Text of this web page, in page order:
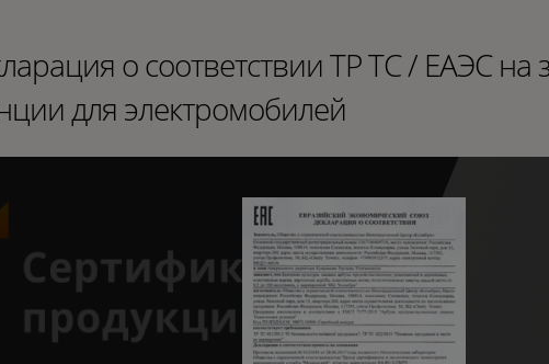
о соответствии ТР ТС / ЕАЭС на
для электромобилей